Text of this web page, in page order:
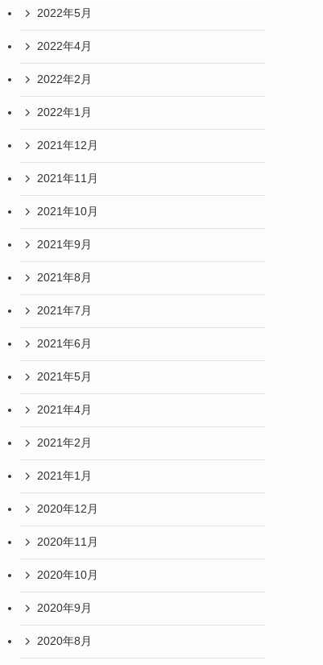
2022年5月
2022年4月
2022年2月
2022年1月
2021年12月
2021年11月
2021年10月
2021年9月
2021年8月
2021年7月
2021年6月
2021年5月
2021年4月
2021年2月
2021年1月
2020年12月
2020年11月
2020年10月
2020年9月
2020年8月